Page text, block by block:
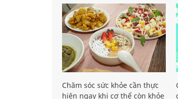
Chăm sóc sức khỏe cần thực
hiện ngay khi cơ thể còn khỏe